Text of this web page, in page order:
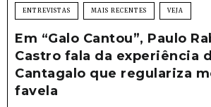
ENTREVISTAS MAIS RECENTES VEJA
Em “Galo Cantou”, Paulo
Castro fala da experiência
Cantagalo que regulariza
favela